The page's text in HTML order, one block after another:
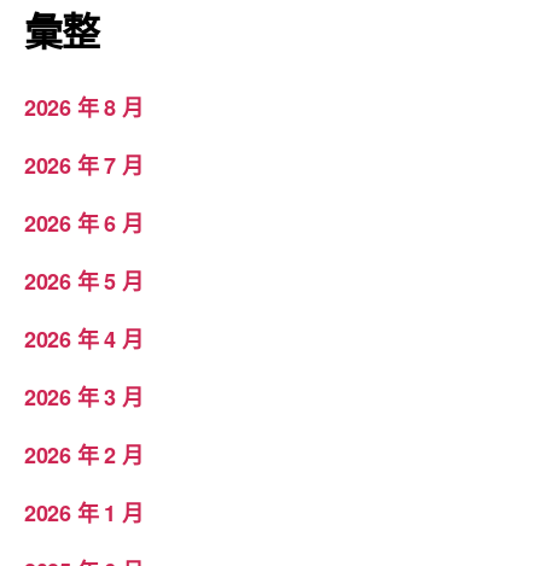
彙整
2026 年 8 月
2026 年 7 月
2026 年 6 月
2026 年 5 月
2026 年 4 月
2026 年 3 月
2026 年 2 月
2026 年 1 月